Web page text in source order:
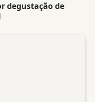
degustação de